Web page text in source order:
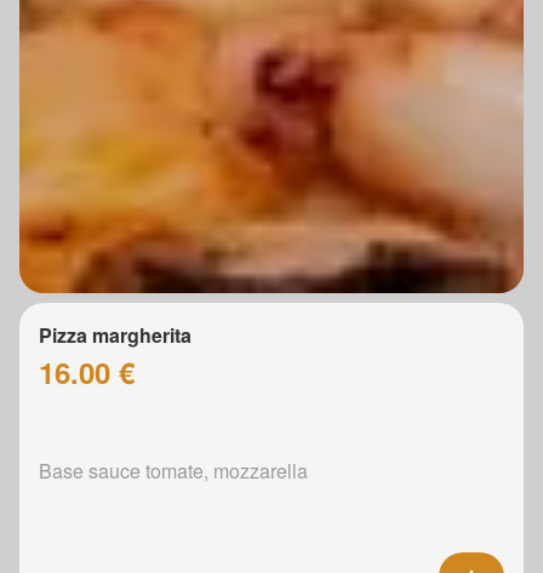
Pizza margherita
16.00 €
Base sauce tomate, mozzarella